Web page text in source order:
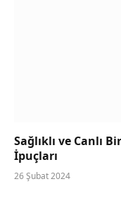
Sağlıklı ve Canlı
İpuçları
26 Şubat 2024